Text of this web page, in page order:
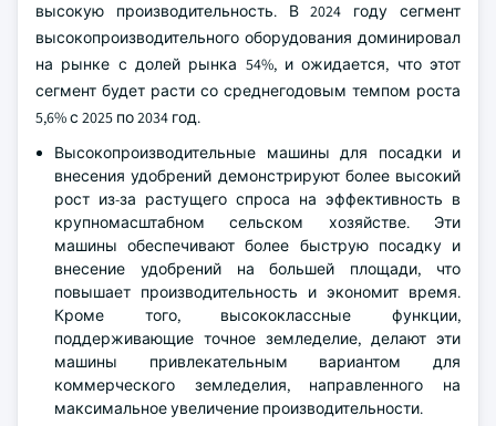
высокую производительность. В 2024 году сегмент
высокопроизводительного оборудования доминировал
на рынке с долей рынка 54%, и ожидается, что этот
сегмент будет расти со среднегодовым темпом роста
5,6% с 2025 по 2034 год.
Высокопроизводительные машины для посадки и
внесения удобрений демонстрируют более высокий
рост из-за растущего спроса на эффективность в
крупномасштабном сельском хозяйстве. Эти
машины обеспечивают более быструю посадку и
внесение удобрений на большей площади, что
повышает производительность и экономит время.
Кроме того, высококлассные функции,
поддерживающие точное земледелие, делают эти
машины привлекательным вариантом для
коммерческого земледелия, направленного на
максимальное увеличение производительности.